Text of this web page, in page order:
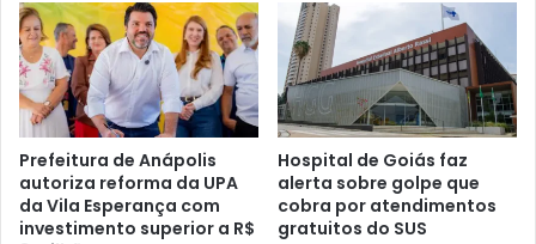
Prefeitura de Anápolis
autoriza reforma da UPA
da Vila Esperança com
investimento superior a R$
Hospital de Goiás faz
alerta sobre golpe que
cobra por atendimentos
gratuitos do SUS